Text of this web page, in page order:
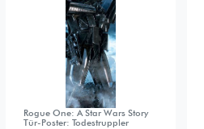
Rogue One: A Star Wars Story
Tür-Poster: Todestruppler